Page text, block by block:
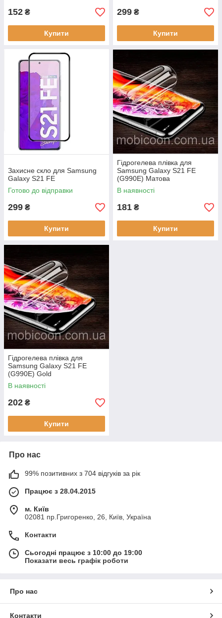
152 ₴
Купити
299 ₴
Купити
Захисне скло для Samsung
Galaxy S21 FE
Готово до відправки
299 ₴
Купити
Гідрогелева плівка для
Samsung Galaxy S21 FE
(G990E) Матова
В наявності
181 ₴
Купити
Гідрогелева плівка для
Samsung Galaxy S21 FE
(G990E) Gold
В наявності
202 ₴
Купити
Про нас
99% позитивних з 704 відгуків за рік
Працює з 28.04.2015
м. Київ
02081 пр.Григоренко, 26, Київ, Україна
Контакти
Сьогодні працює з 10:00 до 19:00
Показати весь графік роботи
Про нас
Контакти